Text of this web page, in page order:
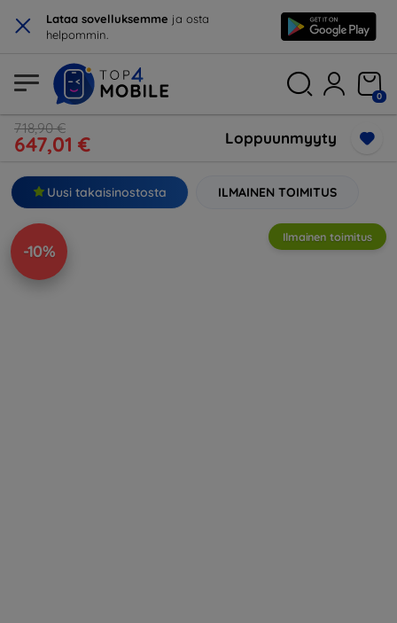
× Lataa sovelluksemme ja osta
helpommin.
0
718,90 €
647,01 € Loppuunmyyty
Uusi takaisinostosta ILMAINEN TOIMITUS
-10%
Ilmainen toimitus